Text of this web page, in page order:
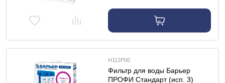
Н112Р00
Фильтр для воды Барьер
ПРОФИ Стандарт (исп. 3)